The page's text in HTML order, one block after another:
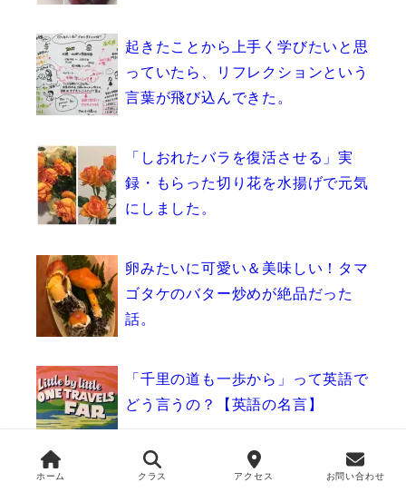
起きたことから上手く学びたいと思
っていたら、リフレクションという
言葉が飛び込んできた。
「しおれたバラを復活させる」実
録・もらった切り花を水揚げで元気
にしました。
卵みたいに可愛い＆美味しい！タマ
ゴタケのバター炒めが絶品だった
話。
「千里の道も一歩から」って英語で
どう言うの？【英語の名言】
ホーム クラス アクセス お問い合わせ